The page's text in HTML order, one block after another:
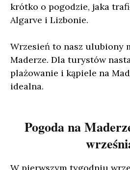
krótko o pogodzie, jaka
Algarve i Lizbonie.
Wrzesień to nasz ulubiony
Maderze. Dla turystów
plażowanie i kąpiele na
idealna.
Pogoda na
W pierwszym tygodniu